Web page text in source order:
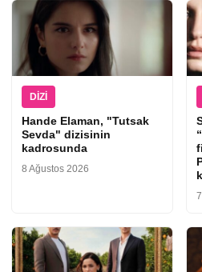
DIZI
Hande Elaman, "Tutsak
Sevda" dizisinin
kadrosunda
8 Ağustos 2026